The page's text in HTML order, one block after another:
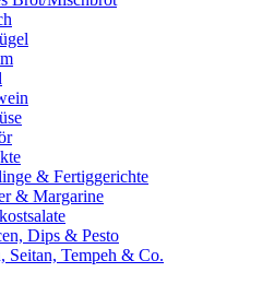
& Fertiggerichte
& Margarine
Dips & Pesto
Seitan, Tempeh & Co.